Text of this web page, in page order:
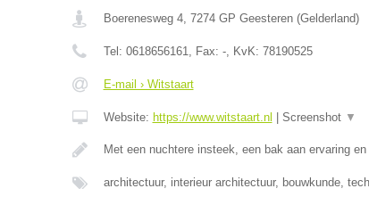
Boerenesweg 4, 7274 GP Geesteren(Gelderland)
Tel: 0618656161, Fax: -, KvK: 78190525
E-mail › Witstaart
Website: https://www.witstaart.nl Screenshot ▼
Met een nuchtere insteek, een bak aan ervaring
architectuur, interieur architectuur, bouwkunde,